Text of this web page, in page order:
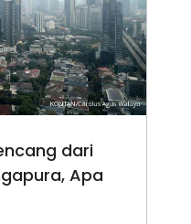
dari
Apa